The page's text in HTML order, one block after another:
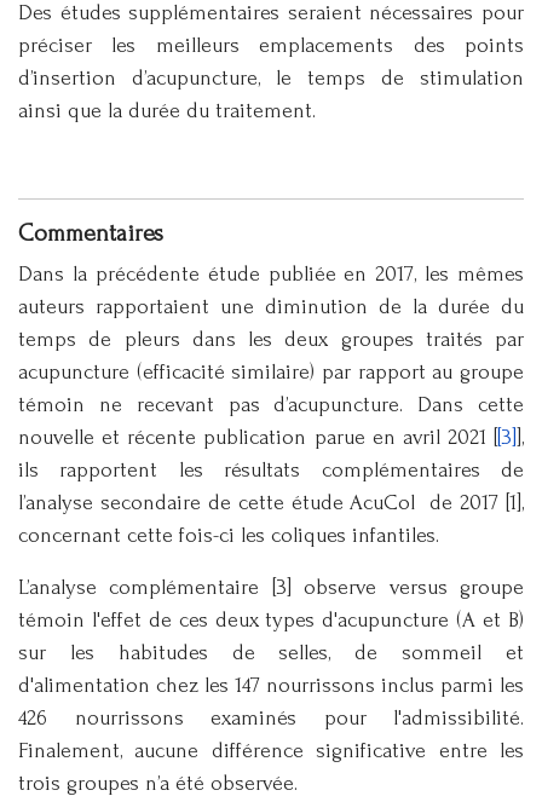
Des études supplémentaires seraient nécessaires pour
préciser les meilleurs emplacements des points
d’insertion d’acupuncture, le temps de stimulation
ainsi que la durée du traitement.
Commentaires
Dans la précédente étude publiée en 2017, les mêmes
auteurs rapportaient une diminution de la durée du
temps de pleurs dans les deux groupes traités par
acupuncture (efficacité similaire) par rapport au groupe
témoin ne recevant pas d’acupuncture. Dans cette
nouvelle et récente publication parue en avril 2021 [
[3] ],
ils rapportent les résultats complémentaires de
l’analyse secondaire de cette étude AcuCol de 2017 [1],
concernant cette fois-ci les coliques infantiles.
L’analyse complémentaire [3] observe versus groupe
témoin l'effet de ces deux types d'acupuncture (A et B)
sur les habitudes de selles, de sommeil et
d'alimentation chez les 147 nourrissons inclus parmi les
426 nourrissons examinés pour l'admissibilité.
Finalement, aucune différence significative entre les
trois groupes n’a été observée.